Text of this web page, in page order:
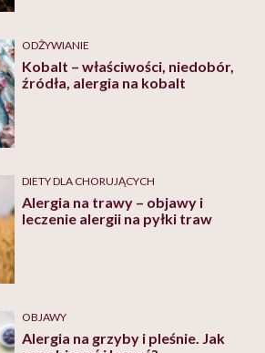
ODŻYWIANIE
Kobalt – właściwości, niedobór,
źródła, alergia na kobalt
DIETY DLA CHORUJĄCYCH
Alergia na trawy – objawy i
leczenie alergii na pyłki traw
OBJAWY
Alergia na grzyby i pleśnie. Jak